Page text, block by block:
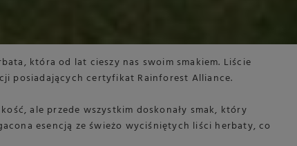
która od lat cieszy nas swoim smakiem. Liście
posiadających certyfikat Rainforest Alliance.
ale przede wszystkim doskonały smak, który
esencją ze świeżo wyciśniętych liści herbaty, co